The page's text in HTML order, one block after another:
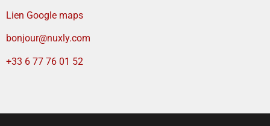
Lien Google maps
bonjour@nuxly.com
+33 6 77 76 01 52